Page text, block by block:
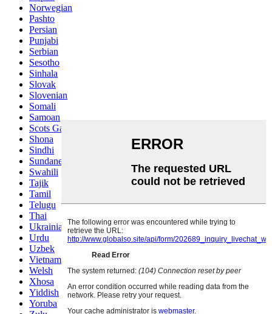
Norwegian
Pashto
Persian
Punjabi
Serbian
Sesotho
Sinhala
Slovak
Slovenian
Somali
Samoan
Scots Gaelic
Shona
Sindhi
Sundanese
Swahili
Tajik
Tamil
Telugu
Thai
Ukrainian
Urdu
Uzbek
Vietnamese
Welsh
Xhosa
Yiddish
Yoruba